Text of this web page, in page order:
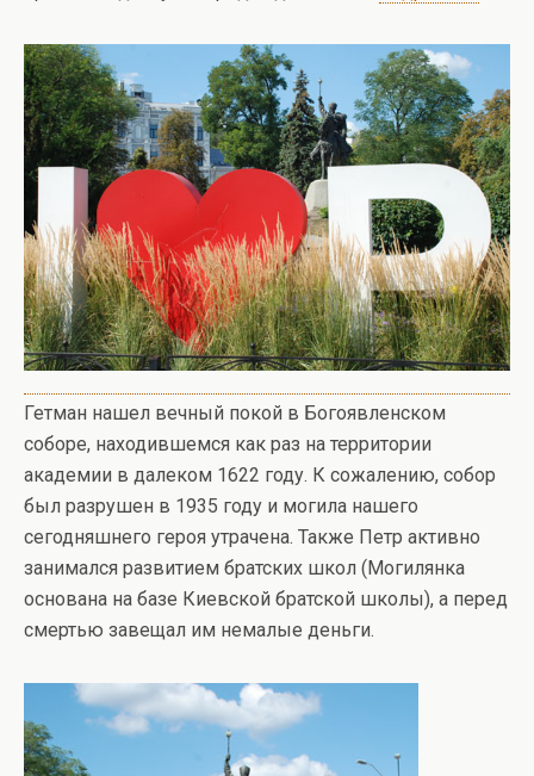
Гетман нашел вечный покой в Богоявленском
соборе, находившемся как раз на территории
академии в далеком 1622 году. К сожалению, собор
был разрушен в 1935 году и могила нашего
сегодняшнего героя утрачена. Также Петр активно
занимался развитием братских школ (Могилянка
основана на базе Киевской братской школы), а перед
смертью завещал им немалые деньги.